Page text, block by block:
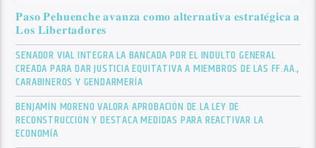
𝐏𝐚𝐬𝐨 𝐏𝐞𝐡𝐮𝐞𝐧𝐜𝐡𝐞 𝐚𝐯𝐚𝐧𝐳𝐚 𝐜𝐨𝐦𝐨 𝐚𝐥𝐭𝐞𝐫𝐧𝐚𝐭𝐢𝐯𝐚 𝐞𝐬𝐭𝐫𝐚𝐭𝐞́𝐠𝐢𝐜𝐚 𝐚
𝐋𝐨𝐬 𝐋𝐢𝐛𝐞𝐫𝐭𝐚𝐝𝐨𝐫𝐞𝐬
SENADOR VIAL INTEGRA LA BANCADA POR EL INDULTO GENERAL
CREADA PARA DAR JUSTICIA EQUITATIVA A MIEMBROS DE LAS FF.AA.,
CARABINEROS Y GENDARMERÍA
BENJAMÍN MORENO VALORA APROBACIÓN DE LA LEY DE
RECONSTRUCCIÓN Y DESTACA MEDIDAS PARA REACTIVAR LA
ECONOMÍA